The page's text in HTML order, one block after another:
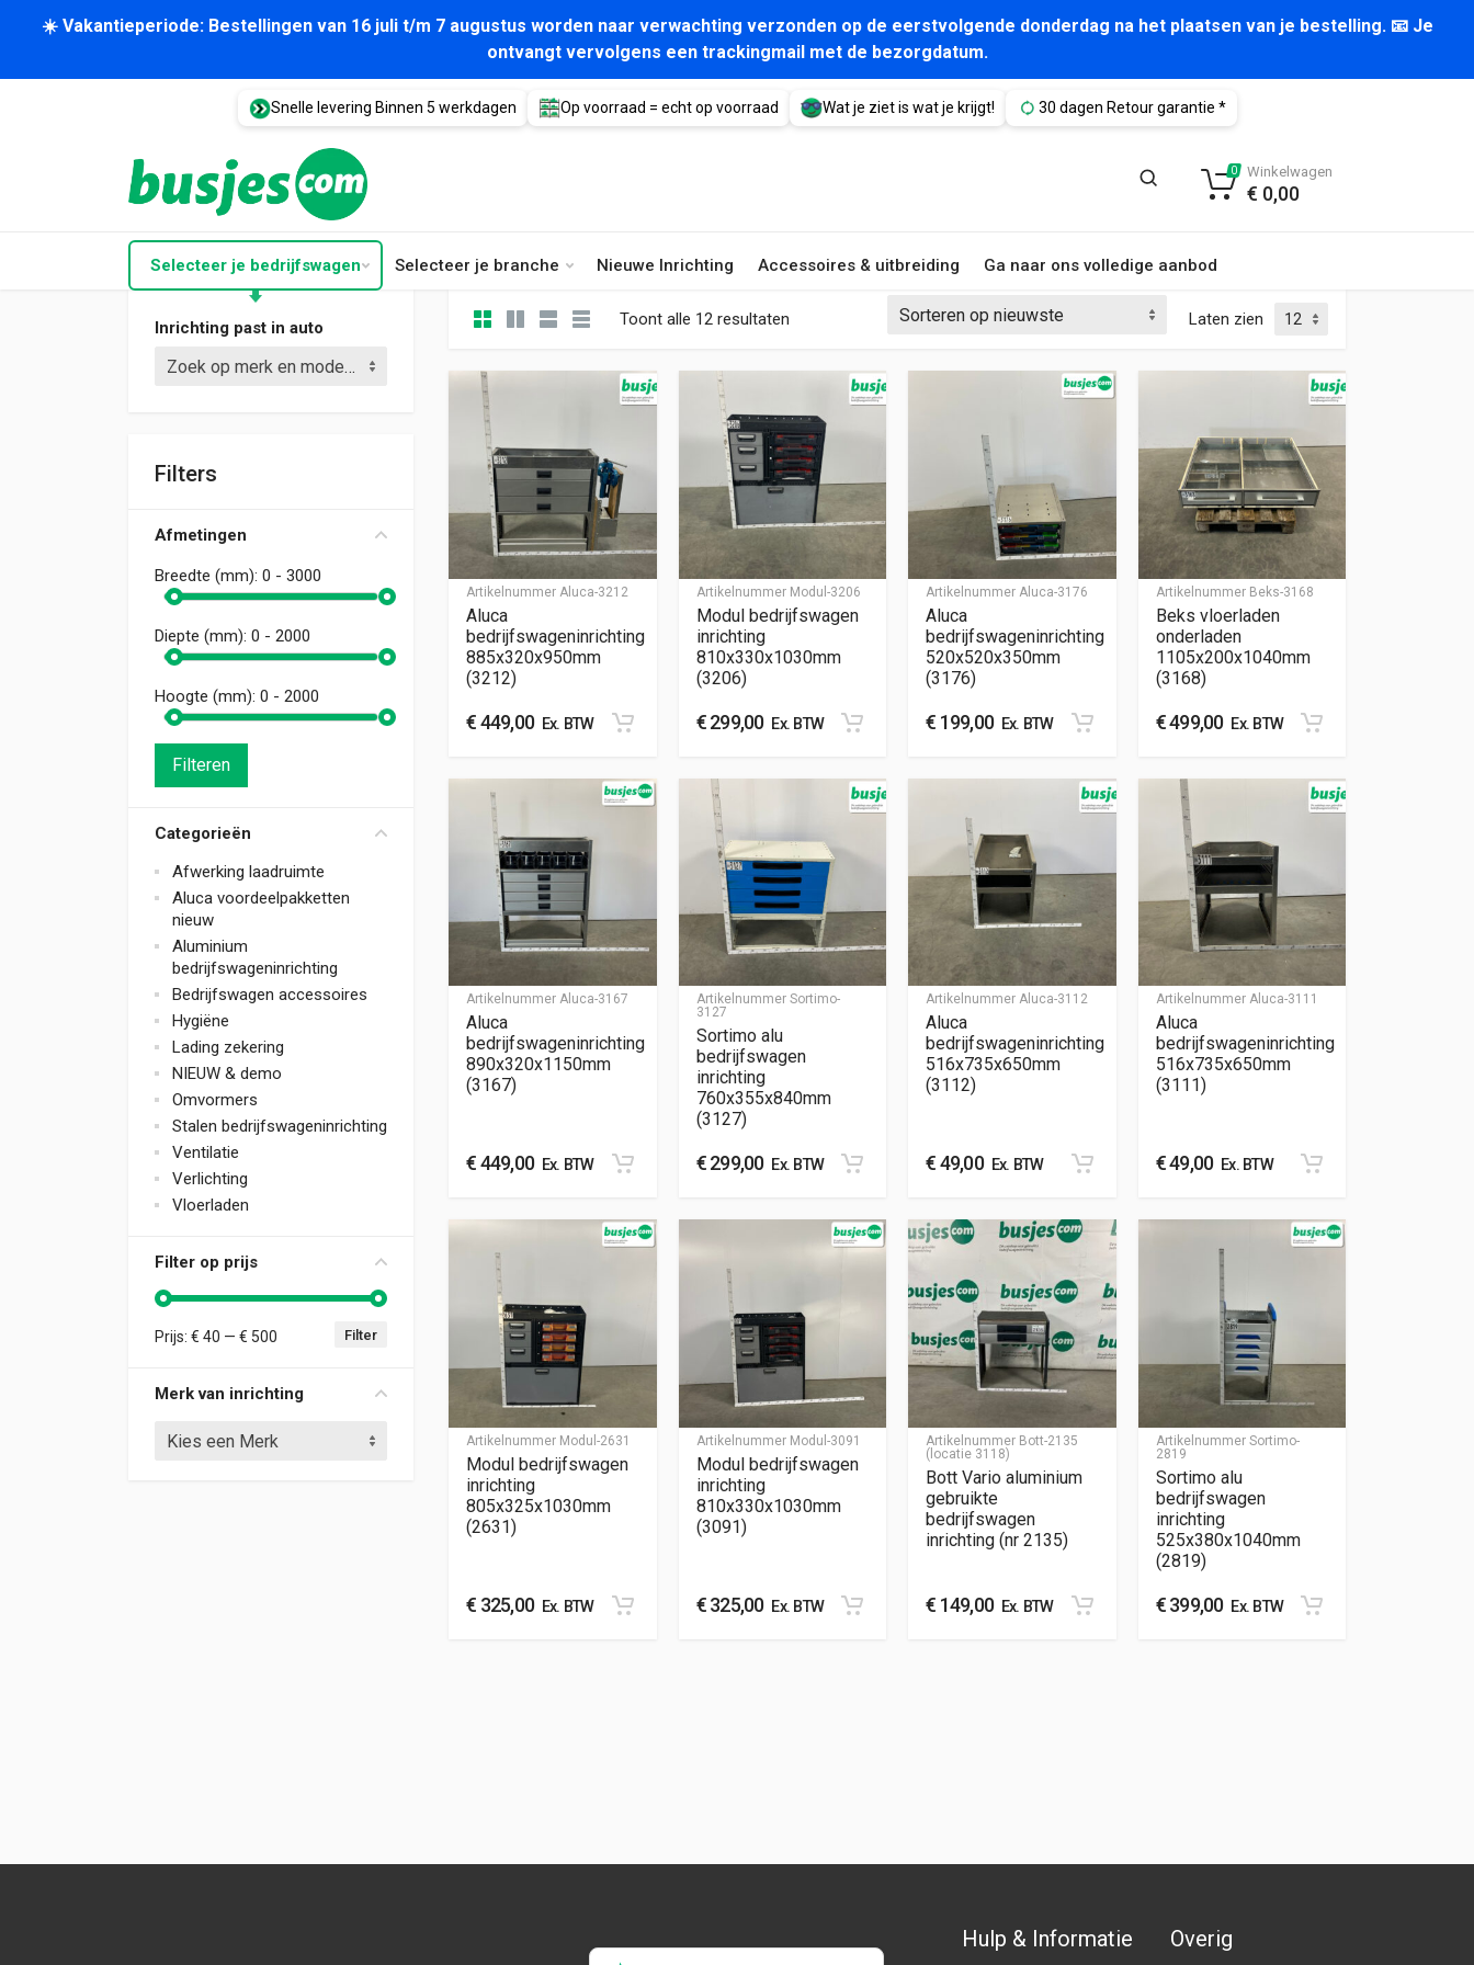
☀️ Vakantieperiode: Bestellingen van 16 juli t/m 7 augustus worden naar verwachting verzonden op de eerstvolgende donderdag na het plaatsen van je bestelling. 📧 Je
ontvangt vervolgens een trackingmail met de bezorgdatum.
Snelle levering Binnen 5 werkdagen Op voorraad = echt op voorraad Wat je ziet is wat je krijgt! 30 dagen Retour garantie *
Selecteer je bedrijfswagen Selecteer je branche Nieuwe Inrichting Accessoires & uitbreiding Ga naar ons volledige aanbod
0 Winkelwagen
€ 0,00
Inrichting past in auto
Zoek op merk en model (bijv. Crafter L3)
Filters
Afmetingen
Breedte (mm): 0 - 3000
Diepte (mm): 0 - 2000
Hoogte (mm): 0 - 2000
Filteren
Categorieën
Afwerking laadruimte
Aluca voordeelpakketten
nieuw
Aluminium
bedrijfswageninrichting
Bedrijfswagen accessoires
Hygiëne
Lading zekering
NIEUW & demo
Omvormers
Stalen bedrijfswageninrichting
Ventilatie
Verlichting
Vloerladen
Filter op prijs
Min. prijs
Max. prijs Filter
Prijs: € 40 — € 500
Merk van inrichting
Kies een Merk
Toont alle 12 resultaten Gesorteerd op nieuwste Laten zien
Artikelnummer Aluca-3212
Aluca
bedrijfswageninrichting
885x320x950mm
(3212)
€449,00Ex. BTW
Artikelnummer Modul-3206
Modul bedrijfswagen
inrichting
810x330x1030mm
(3206)
€299,00Ex. BTW
Artikelnummer Aluca-3176
Aluca
bedrijfswageninrichting
520x520x350mm
(3176)
€ 199,00Ex. BTW
Artikelnummer Beks-3168
Beks vloerladen
onderladen
1105x200x1040mm
(3168)
€499,00Ex. BTW
Artikelnummer Aluca-3167
Aluca
bedrijfswageninrichting
890x320x1150mm
(3167)
€449,00Ex. BTW
Artikelnummer Sortimo-
3127
Sortimo alu
bedrijfswagen
inrichting
760x355x840mm
(3127)
€299,00Ex. BTW
Artikelnummer Aluca-3112
Aluca
bedrijfswageninrichting
516x735x650mm
(3112)
€49,00Ex. BTW
Artikelnummer Aluca-3111
Aluca
bedrijfswageninrichting
516x735x650mm
(3111)
€49,00Ex. BTW
Artikelnummer Modul-2631
Modul bedrijfswagen
inrichting
805x325x1030mm
(2631)
€ 325,00Ex. BTW
Artikelnummer Modul-3091
Modul bedrijfswagen
inrichting
810x330x1030mm
(3091)
€325,00Ex. BTW
Artikelnummer Bott-2135
(locatie 3118)
Bott Vario aluminium
gebruikte
bedrijfswagen
inrichting (nr 2135)
€ 149,00Ex. BTW
Artikelnummer Sortimo-
2819
Sortimo alu
bedrijfswagen
inrichting
525x380x1040mm
(2819)
€399,00Ex. BTW
Hulp & Informatie Overig